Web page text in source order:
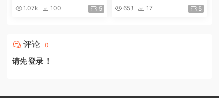
解压即撸|[74G/百度]
1.07k 100 5
+全DLC|解压即撸|
653 17 5
评论 0
请先登录 ！